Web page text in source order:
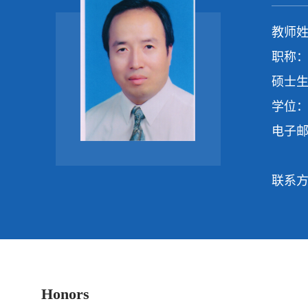
教师
职称
硕士
学位
电子
联系
Honors